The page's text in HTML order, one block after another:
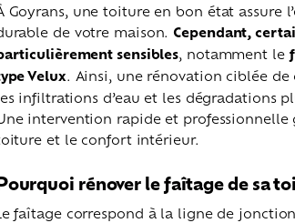
Goyrans, une toiture en bon état assure
de votre maison. Cependant,
sensibles, notamment le
Velux. Ainsi, une rénovation ciblée de
infiltrations d’eau et les dégradations
intervention rapide et
et le confort intérieur.
rénover le faîtage de sa
faîtage correspond à la ligne de